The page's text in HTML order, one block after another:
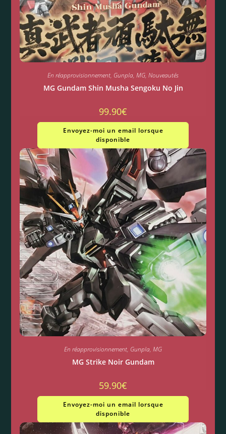
En réapprovisionnement, Gunpla, MG, Nouveautés
MG Gundam Shin Musha Sengoku No Jin
99.90€
Envoyez-moi un email lorsque
disponible
En réapprovisionnement, Gunpla, MG
MG Strike Noir Gundam
59.90€
Envoyez-moi un email lorsque
disponible